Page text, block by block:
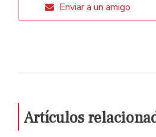
Enviar a un amigo
Artículos